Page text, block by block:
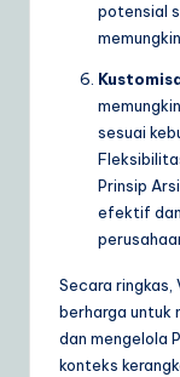
potensial
sesuai
Prinsip
efektif
Secara ringkas,
berharga untuk
dan mengelola
konteks